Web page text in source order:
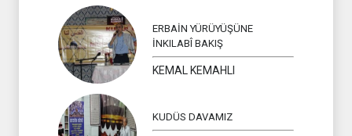
ERBAİN YÜRÜYÜŞÜNE
İNKILABÎ BAKIŞ
KEMAL KEMAHLI
KUDÜS DAVAMIZ